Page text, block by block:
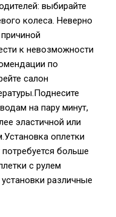
выбирайте
колеса. Неверно
к невозможности
по
салон
на пару минут,
эластичной или
оплетки
больше
с рулем
различные